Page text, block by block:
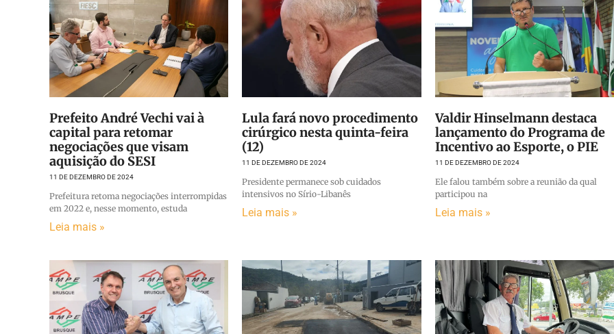
Prefeito André Vechi vai à
capital para retomar
negociações que visam
aquisição do SESI
11 DE DEZEMBRO DE 2024
Prefeitura retoma negociações interrompidas
em 2022 e, nesse momento, estuda
Leia mais »
Lula fará novo procedimento
cirúrgico nesta quinta-feira
(12)
11 DE DEZEMBRO DE 2024
Presidente permanece sob cuidados
intensivos no Sírio-Libanês
Leia mais »
Valdir Hinselmann destaca
lançamento do Programa de
Incentivo ao Esporte, o PIE
11 DE DEZEMBRO DE 2024
Ele falou também sobre a reunião da qual
participou na
Leia mais »